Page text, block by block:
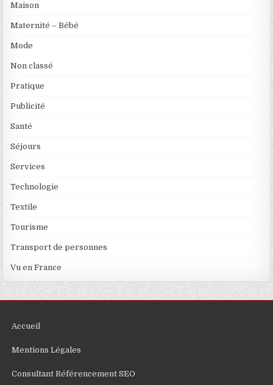
Maison
Maternité – Bébé
Mode
Non classé
Pratique
Publicité
Santé
Séjours
Services
Technologie
Textile
Tourisme
Transport de personnes
Vu en France
Accueil
Mentions Légales
Consultant Référencement SEO